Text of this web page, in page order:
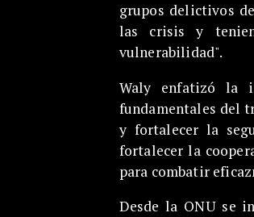
grupos delictivos
las crisis y
vulnerabilidad".
Waly enfatizó la
fundamentales del
y fortalecer la
fortalecer la
para combatir
Desde la ONU se